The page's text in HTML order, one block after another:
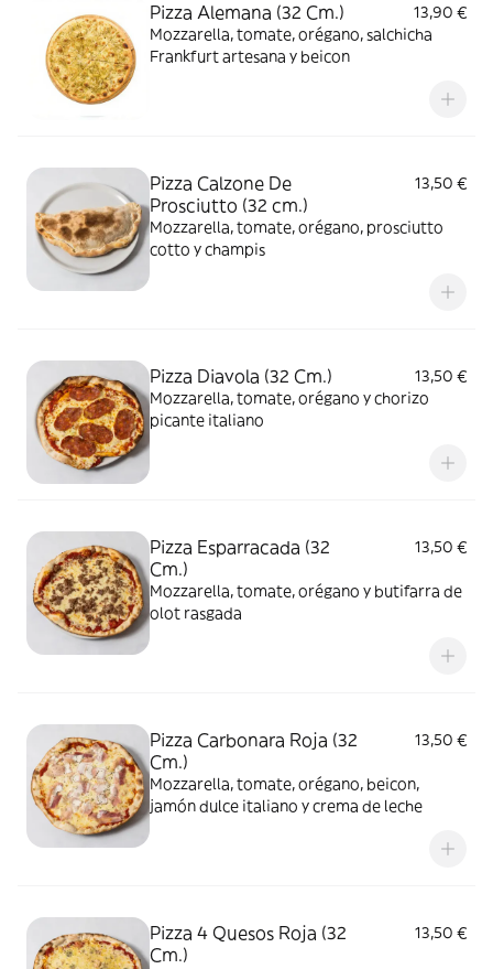
Pizza Alemana (32 Cm.)
13,90 €
Mozzarella, tomate, orégano, salchicha
Frankfurt artesana y beicon
Pizza Calzone De
Prosciutto (32 cm.)
13,50 €
Mozzarella, tomate, orégano, prosciutto
cotto y champis
Pizza Diavola (32 Cm.)
13,50 €
Mozzarella, tomate, orégano y chorizo
picante italiano
Pizza Esparracada (32
Cm.)
13,50 €
Mozzarella, tomate, orégano y butifarra de
olot rasgada
Pizza Carbonara Roja (32
Cm.)
13,50 €
Mozzarella, tomate, orégano, beicon,
jamón dulce italiano y crema de leche
Pizza 4 Quesos Roja (32
Cm.)
13,50 €